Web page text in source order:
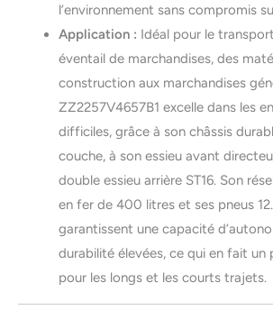
l’environnement sans compromis
Application : Idéal pour le
éventail de marchandises, des
construction aux marchandises
ZZ2257V4657B1 excelle dans les
difficiles, grâce à son châssis
couche, à son essieu avant
double essieu arrière ST16. Son
en fer de 400 litres et ses pneus
garantissent une capacité
durabilité élevées, ce qui en fait un
pour les longs et les courts trajets.